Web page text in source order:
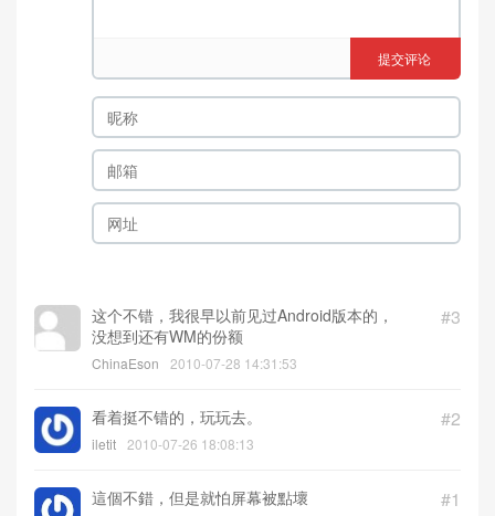
提交评论
#3
这个不错，我很早以前见过Android版本的，
没想到还有WM的份额
ChinaEson 2010-07-28 14:31:53
#2
看着挺不错的，玩玩去。
iletit 2010-07-26 18:08:13
#1
這個不錯，但是就怕屏幕被點壞